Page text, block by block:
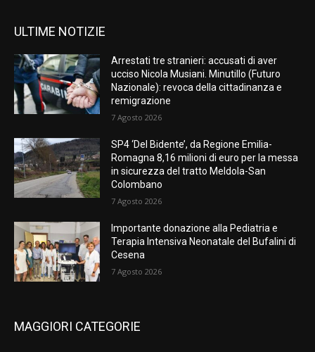
ULTIME NOTIZIE
Arrestati tre stranieri: accusati di aver
ucciso Nicola Musiani. Minutillo (Futuro
Nazionale): revoca della cittadinanza e
remigrazione
7 Agosto 2026
SP4 ‘Del Bidente’, da Regione Emilia-
Romagna 8,16 milioni di euro per la messa
in sicurezza del tratto Meldola-San
Colombano
7 Agosto 2026
Importante donazione alla Pediatria e
Terapia Intensiva Neonatale del Bufalini di
Cesena
7 Agosto 2026
MAGGIORI CATEGORIE